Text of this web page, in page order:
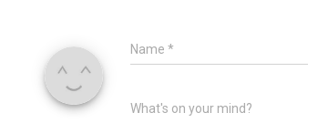
Name *
What's on your mind?